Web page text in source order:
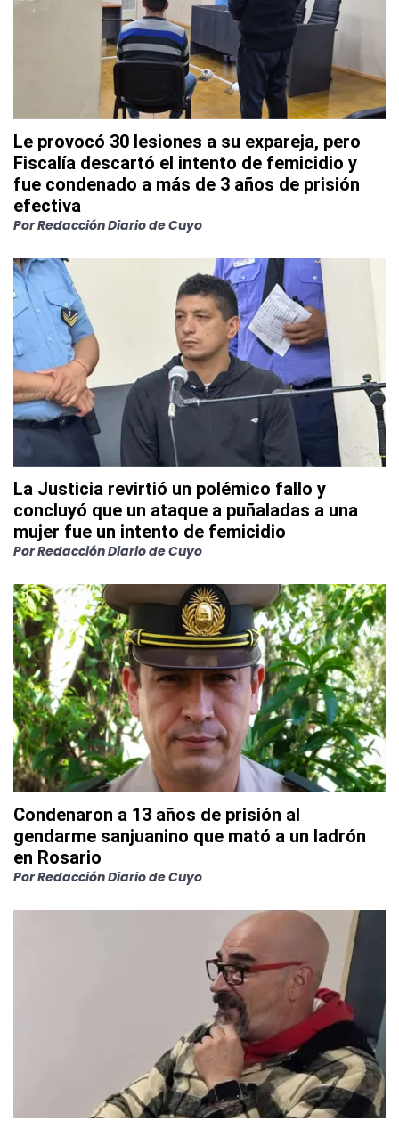
Le provocó 30 lesiones a su expareja, pero
Fiscalía descartó el intento de femicidio y
fue condenado a más de 3 años de prisión
efectiva
PorRedacción Diario de Cuyo
La Justicia revirtió un polémico fallo y
concluyó que un ataque a puñaladas a una
mujer fue un intento de femicidio
PorRedacción Diario de Cuyo
Condenaron a 13 años de prisión al
gendarme sanjuanino que mató a un ladrón
en Rosario
PorRedacción Diario de Cuyo